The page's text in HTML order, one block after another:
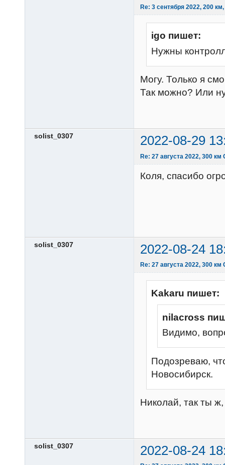
Re: 3 сентября 2022, 200 км,
igo пишет:
Нужны
Могу. Только я
Так можно? Или
solist_0307 2022-08-29
Re: 27 августа 2022, 300 км
Коля, спасибо
solist_0307 2022-08-24
Re: 27 августа 2022, 300 км
Kakaru пишет:
nilacross
Видимо,
Подозреваю,
Новосибирск.
Николай, так ты ж,
solist_0307 2022-08-24